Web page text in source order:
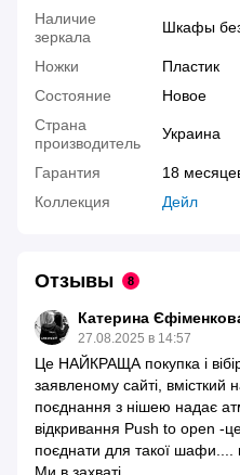
Наличие
зеркала
Шкафы
Ножки
Пластик
Состояние
Новое
Страна
производитель
Украина
Гарантия
18
Коллекция
Дейл
Отзывы 8
Катерина
27.08.2025 в 14:57
Це НАЙКРАЩА покупка і
заявленому сайті, вмісткий
поєднання з нішею надає
відкривання Push to open -
поєднати для такої шафи....